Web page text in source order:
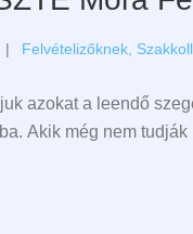
Felvételizőknek
azokat a leendő
Akik még nem